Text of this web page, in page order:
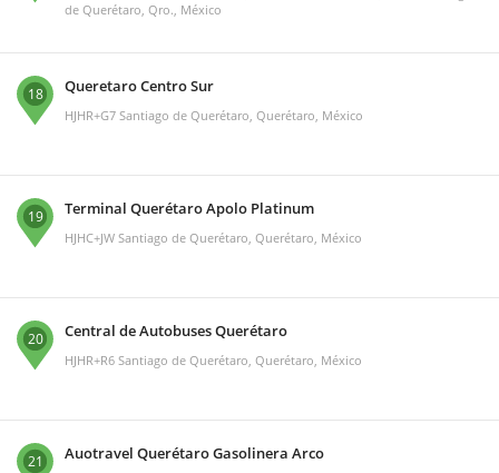
de Querétaro, Qro., México
18 Queretaro Centro Sur
HJHR+G7 Santiago de Querétaro, Querétaro, México
19 Terminal Querétaro Apolo Platinum
HJHC+JW Santiago de Querétaro, Querétaro, México
20 Central de Autobuses Querétaro
HJHR+R6 Santiago de Querétaro, Querétaro, México
21 Auotravel Querétaro Gasolinera Arco